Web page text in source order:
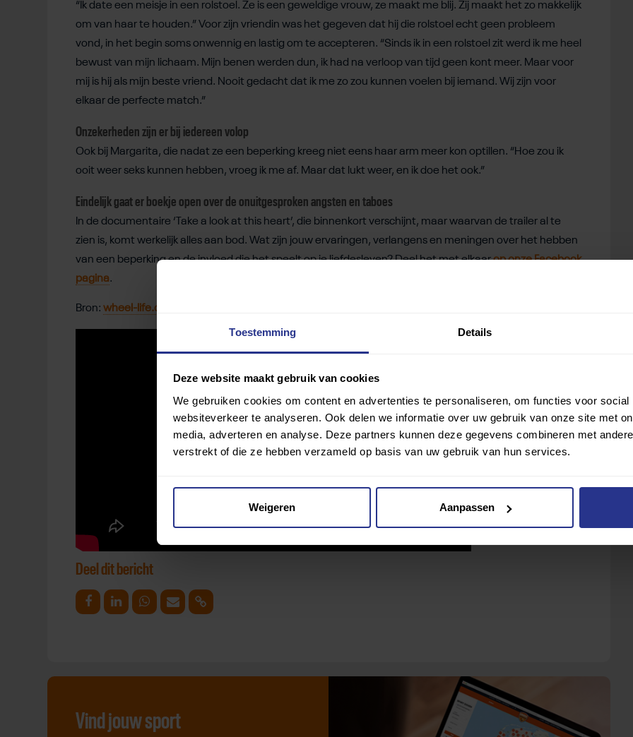
Toestemming Details
Deze website maakt gebruik van cookies
We gebruiken cookies om content en advertenties te personaliseren, om functies voor
websiteverkeer te analyseren. Ook delen we informatie over uw gebruik van onze site met
media, adverteren en analyse. Deze partners kunnen deze gegevens combineren met
verstrekt of die ze hebben verzameld op basis van uw gebruik van hun services.
Weigeren Aanpassen
“Ik date een meisje in een rolstoel. Ze is een geweldige vrouw, ze maakt me blij. Zij maakt het zo makkelijk
om van haar te houden.” Voor zijn vriendin was het gegeven dat hij die rolstoel echt geen probleem
vond, in het begin soms onwennig en lastig om te accepteren. “Sinds ik in een rolstoel zit werd ik me heel
bewust van mijn lichaam. Mijn benen werden dun, ik had na verloop van tijd geen kont meer. Maar voor
mij is hij als mijn beste vriend. Nooit gedacht dat ik me zo zou kunnen voelen bij iemand. Wij zijn voor
elkaar de perfecte match.”
Onzekerheden zijn er bij iedereen volop
Ook bij Margarita, die nadat ze een beperking kreeg niet eens haar arm meer kon optillen. “Hoe zou ik
ooit weer seks kunnen hebben, vroeg ik me af. Maar dat lukt weer, en ik doe het ook.”
Eindelijk gaat er boekje open over de onuitgesproken angsten en taboes
In de documentaire ‘Take a look at this heart’, die binnenkort verschijnt, maar waarvan de trailer al te
zien is, komt werkelijk alles aan bod. Wat zijn jouw ervaringen, verlangens en meningen over het hebben
van een beperking en de invloed die het speelt op je liefdesleven? Deel het met elkaarop onze Facebook
pagina.
Bron: wheel-life.org
Deel dit bericht
Deel op Facebook
Deel op LinkedinDeel op Whatsapp
Mail link Kopieer link
Vind jouw sport